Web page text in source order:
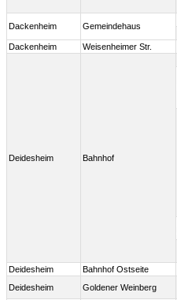
Dackenheim Gemeindehaus
Dackenheim
Weisenheimer Str.
Deidesheim Bahnhof
Deidesheim
Bahnhof Ostseite
Deidesheim
Goldener Weinberg